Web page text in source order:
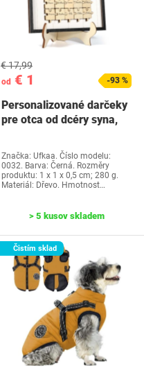
od € 1
€ 17,99
-93 %
Personalizované darčeky
pre otca od dcéry syna,
Značka: Ufkaa. Číslo modelu:
0032. Barva: Černá. Rozměry
produktu: 1 x 1 x 0,5 cm; 280 g.
Materiál: Dřevo. Hmotnost…
> 5 kusov skladem
Čistím sklad